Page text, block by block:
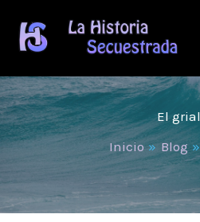
contenido
El grial
Inicio
Blog